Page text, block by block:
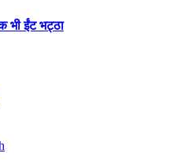
भी ईंट भट्ठा